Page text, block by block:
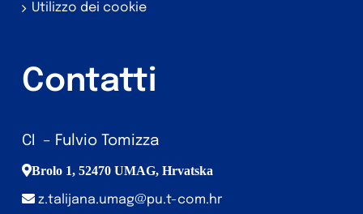
Utilizzo dei cookie
Contatti
CI – Fulvio Tomizza
Brolo 1, 52470 UMAG, Hrvatska
z.talijana.umag@pu.t-com.hr